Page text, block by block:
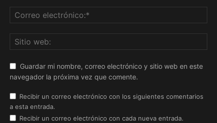
Guardar mi nombre, correo electrónico y sitio web en este
navegador la próxima vez que comente.
Recibir un correo electrónico con los siguientes comentarios
a esta entrada.
Recibir un correo electrónico con cada nueva entrada.